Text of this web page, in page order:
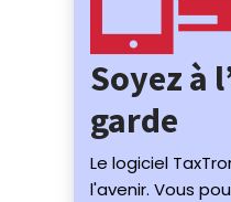
Soyez à
garde
Le logiciel
l'avenir. Vous